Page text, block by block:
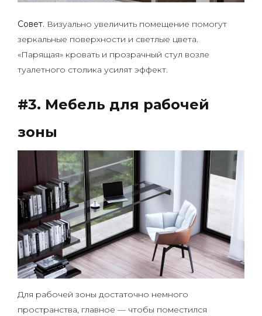
Совет. Визуально увеличить помещение помогут
зеркальные поверхности и светлые цвета.
«Парящая» кровать и прозрачный стул возле
туалетного столика усилят эффект.
#3. Мебель для рабочей
зоны
Для рабочей зоны достаточно немного
пространства, главное — чтобы поместился